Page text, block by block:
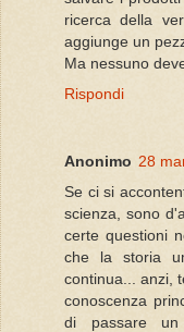
ricerca della
aggiunge un
Ma nessuno
Rispondi
Anonimo 28
Se ci si
scienza, sono
certe questioni
che la storia
continua... anzi,
conoscenza
di passare un